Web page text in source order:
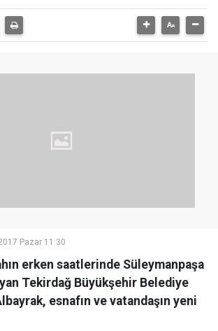
Pazar 11:30
erken saatlerinde Süleymanpaşa
Tekirdağ Büyükşehir Belediye
esnafın ve vatandaşın yeni